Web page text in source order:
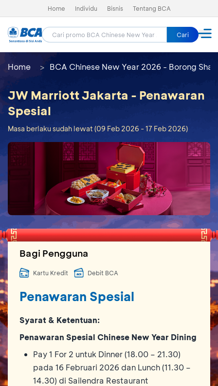
Home Individu Bisnis Tentang BCA
Cari
Home BCA Chinese New Year 2026 - Borong Shay
JW Marriott Jakarta - Penawaran
Spesial
Masa berlaku sudah lewat (09 Feb 2026 - 17 Feb 2026)
Bagi Pengguna
Kartu Kredit Debit BCA
Penawaran Spesial
Syarat & Ketentuan:
Penawaran Spesial Chinese New Year Dining
Pay 1 For 2 untuk Dinner (18.00 – 21.30)
pada 16 Februari 2026 dan Lunch (11.30 –
14.30) di Sailendra Restaurant